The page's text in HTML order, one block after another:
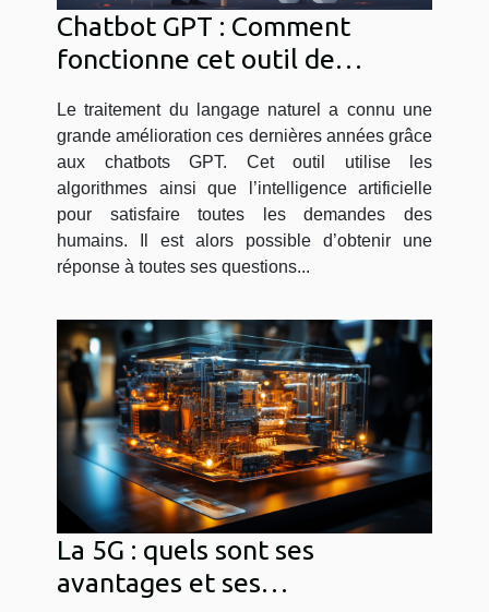
Chatbot GPT : Comment
fonctionne cet outil de
?
Le traitement du langage naturel a connu une
grande amélioration ces dernières années grâce
aux chatbots GPT. Cet outil utilise les
algorithmes ainsi que l’intelligence artificielle
pour satisfaire toutes les demandes des
humains. Il est alors possible d’obtenir une
réponse à toutes ses questions...
La 5G : quels sont ses
avantages et ses